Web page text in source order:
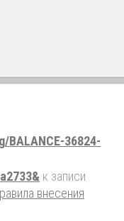
BALANCE-36824-
к записи
внесения